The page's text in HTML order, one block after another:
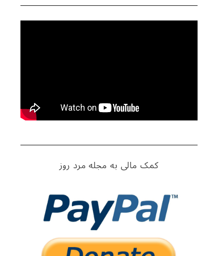
کمک مالی به مجله مرد روز
S
: